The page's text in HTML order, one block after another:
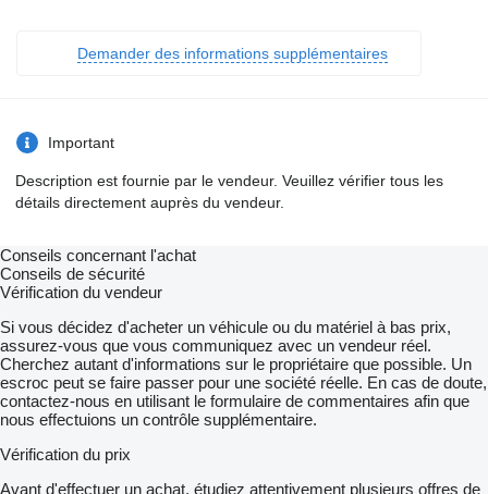
Demander des informations supplémentaires
Important
Description est fournie par le vendeur. Veuillez vérifier tous les
détails directement auprès du vendeur.
Conseils concernant l'achat
Conseils de sécurité
Vérification du vendeur
Si vous décidez d'acheter un véhicule ou du matériel à bas prix,
assurez-vous que vous communiquez avec un vendeur réel.
Cherchez autant d'informations sur le propriétaire que possible. Un
escroc peut se faire passer pour une société réelle. En cas de doute,
contactez-nous en utilisant le formulaire de commentaires afin que
nous effectuions un contrôle supplémentaire.
Vérification du prix
Avant d'effectuer un achat, étudiez attentivement plusieurs offres de